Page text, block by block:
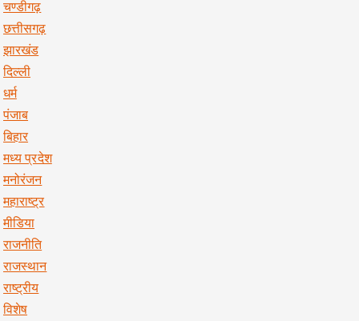
चण्डीगढ़
छत्तीसगढ़
झारखंड
दिल्ली
धर्म
पंजाब
बिहार
मध्य प्रदेश
मनोरंजन
महाराष्ट्र
मीडिया
राजनीति
राजस्थान
राष्ट्रीय
विशेष